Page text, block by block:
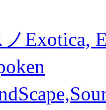
Exotica,